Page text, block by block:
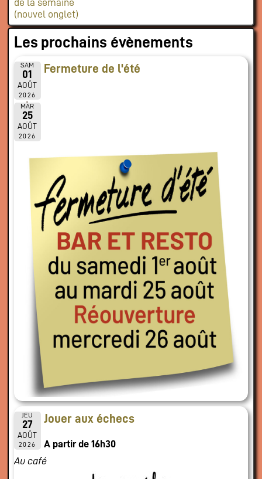
de la semaine
(nouvel onglet)
Les prochains évènements
SAM
01
AOÛT
2026
MAR
25
AOÛT
2026
Fermeture de l'été
JEU
27
AOÛT
2026
Jouer aux échecs
A partir de 16h30
Au café